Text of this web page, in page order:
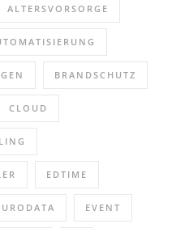
ALTERSVORSORGE
BRANDSCHUTZ
CLOUD
EDTIME
EVENT